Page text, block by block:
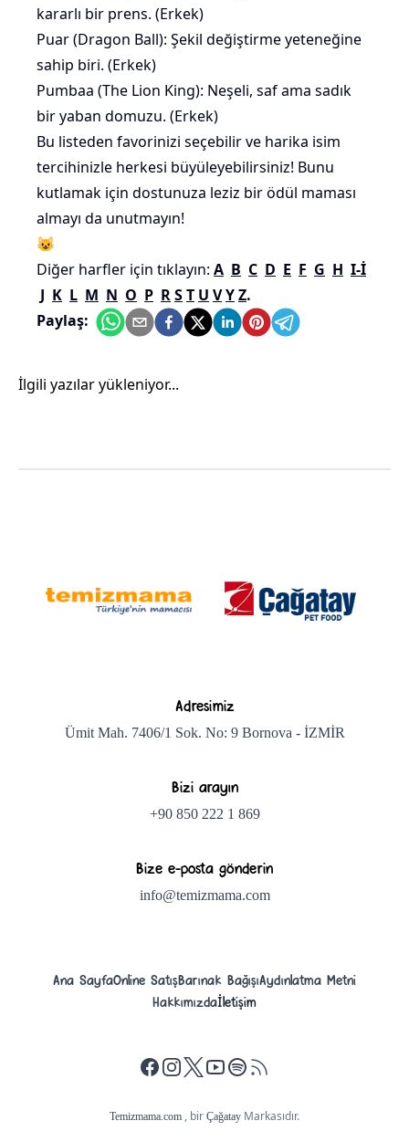
kararlı bir prens. (Erkek)
Puar (Dragon Ball): Şekil değiştirme yeteneğine
sahip biri. (Erkek)
Pumbaa (The Lion King): Neşeli, saf ama sadık
bir yaban domuzu. (Erkek)
Bu listeden favorinizi seçebilir ve harika isim
tercihinizle herkesi büyüleyebilirsiniz! Bunu
kutlamak için dostunuza leziz bir ödül maması
almayı da unutmayın!
😺
Diğer harfler için tıklayın: A B C D E F G H I-İ
J K L M N O P RST U VYZ.
Paylaş:
İlgili yazılar yükleniyor...
Adresimiz
Ümit Mah. 7406/1 Sok. No: 9 Bornova - İZMİR
Bizi arayın
+90 850 222 1 869
Bize e-posta gönderin
info@temizmama.com
Ana SayfaOnline SatışBarınak BağışıAydınlatma Metni
Hakkımızdaİletişim
Facebook
İnstagram
X YoutubeSpotify Podcast
Temizmama.com , bir Çağatay Markasıdır.